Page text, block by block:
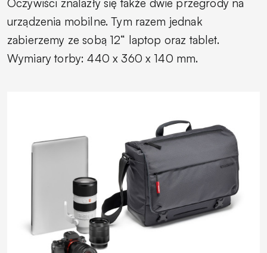
Oczywiści znalazły się także dwie przegrody na
urządzenia mobilne. Tym razem jednak
zabierzemy ze sobą 12“ laptop oraz tablet.
Wymiary torby: 440 x 360 x 140 mm.